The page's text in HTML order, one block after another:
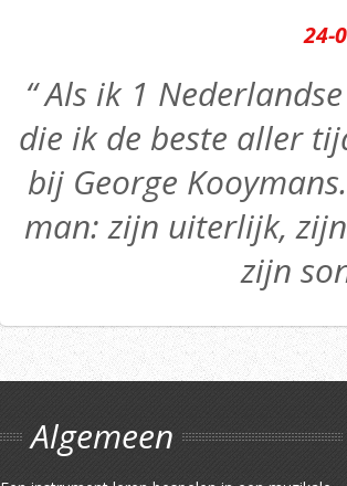
24-
“ Als ik 1
die ik de beste aller
bij George
man: zijn uiterlijk,
zijn
Algemeen